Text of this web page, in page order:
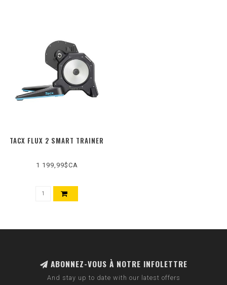
TACX FLUX 2 SMART TRAINER
1 199,99$CA
ABONNEZ-VOUS À NOTRE INFOLETTRE
And stay up to date with our latest offers